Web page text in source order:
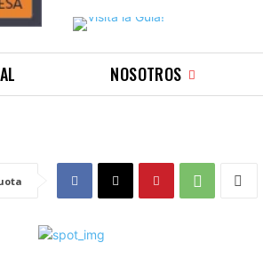
NOSOTROS